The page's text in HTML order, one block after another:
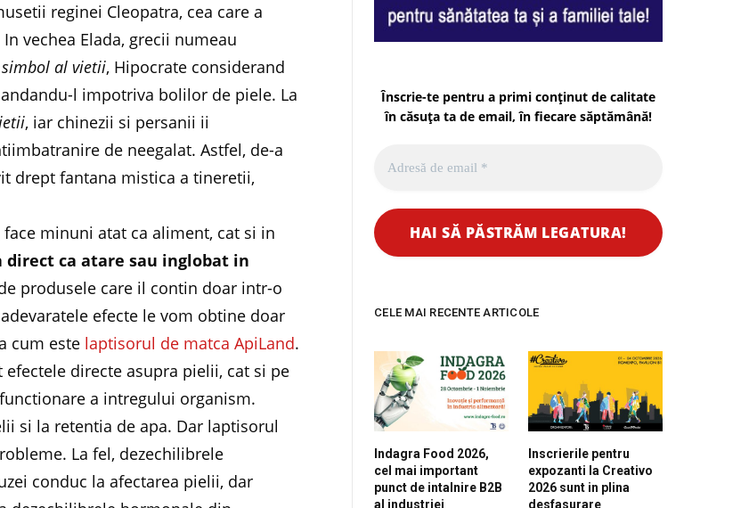
reginei Cleopatra, cea care a
vechea Elada, grecii numeau
al vietii, Hipocrate considerand
l impotriva bolilor de piele. La
, iar chinezii si persanii ii
de neegalat. Astfel, de-a
drept fantana mistica a tineretii,
face minuni atat ca aliment, cat si in
direct ca atare sau inglobat in
produsele care il contin doar intr-o
efecte le vom obtine doar
cum este laptisorul de matca ApiLand.
directe asupra pielii, cat si pe
a intregului organism.
si la retentia de apa. Dar laptisorul
La fel, dezechilibrele
conduc la afectarea pielii, dar
Înscrie-te pentru a primi conținut de calitate
în căsuța ta de email, în fiecare săptămână!
CELE MAI RECENTE ARTICOLE
Indagra Food 2026,
cel mai important
punct de intalnire B2B
al industriei
Inscrierile pentru
expozanti la Creativo
2026 sunt in plina
desfasurare